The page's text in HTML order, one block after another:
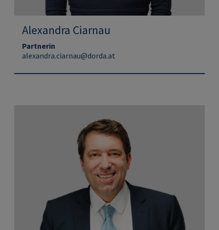
Alexandra Ciarnau
Partnerin
alexandra.ciarnau@dorda.at